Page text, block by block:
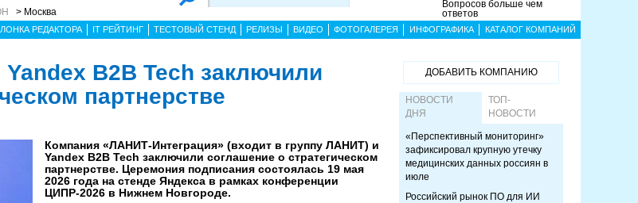
> Москва
Вопросов больше чем
ответов
РЕДАКТОРА IT РЕЙТИНГ ТЕСТОВЫЙ СТЕНД РЕЛИЗЫ ВИДЕО ФОТОГАЛЕРЕЯ ИНФОГРАФИКА КАТАЛОГ КОМПАНИЙ
B2B Tech заключили
партнерстве
Компания «ЛАНИТ-Интеграция» (входит в группу ЛАНИТ) и
Yandex B2B Tech заключили соглашение о стратегическом
партнерстве. Церемония подписания состоялась 19 мая
2026 года на стенде Яндекса в рамках конференции
ЦИПР-2026 в Нижнем Новгороде.
ДОБАВИТЬ КОМПАНИЮ
НОВОСТИ
ДНЯ
ТОП-
НОВОСТИ
«Перспективный мониторинг»
зафиксировал крупную утечку
медицинских данных россиян в
июле
Российский рынок ПО для ИИ